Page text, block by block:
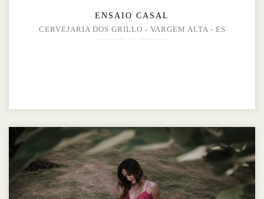
ENSAIO CASAL
CERVEJARIA DOS GRILLO - VARGEM ALTA - ES